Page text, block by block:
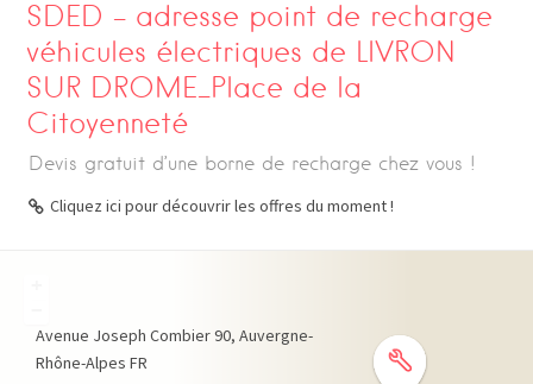
SDED – adresse point de recharge
véhicules électriques de LIVRON
SUR DROME_Place de la
Citoyenneté
Devis gratuit d’une borne de recharge chez vous !
Cliquez ici pour découvrir les offres du moment !
Avenue Joseph Combier90 Auvergne-
Rhône-Alpes FR